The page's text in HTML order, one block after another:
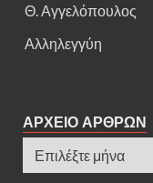
Θ. Αγγελόπουλος
Αλληλεγγύη
ΑΡΧΕΙΟ ΑΡΘΡΩΝ